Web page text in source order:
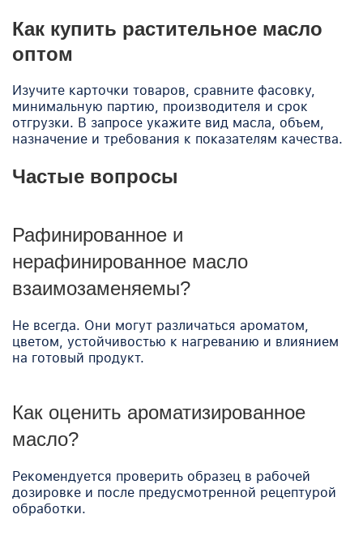
Как купить растительное масло
оптом
Изучите карточки товаров, сравните фасовку,
минимальную партию, производителя и срок
отгрузки. В запросе укажите вид масла, объем,
назначение и требования к показателям качества.
Частые вопросы
Рафинированное и
нерафинированное масло
взаимозаменяемы?
Не всегда. Они могут различаться ароматом,
цветом, устойчивостью к нагреванию и влиянием
на готовый продукт.
Как оценить ароматизированное
масло?
Рекомендуется проверить образец в рабочей
дозировке и после предусмотренной рецептурой
обработки.